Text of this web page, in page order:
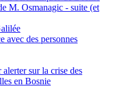
M. Osmanagic - suite (et
avec des personnes
sur la crise des
en Bosnie